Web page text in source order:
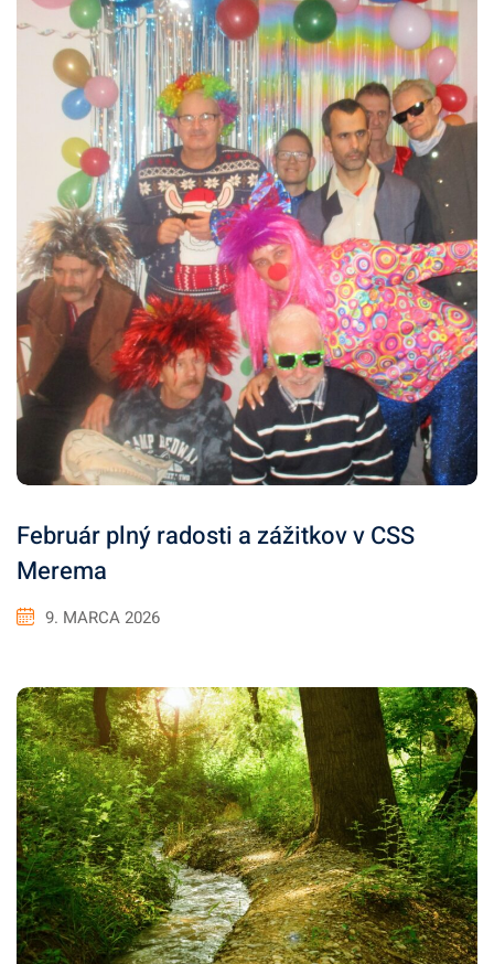
Február plný radosti a zážitkov v CSS
Merema
9. MARCA 2026